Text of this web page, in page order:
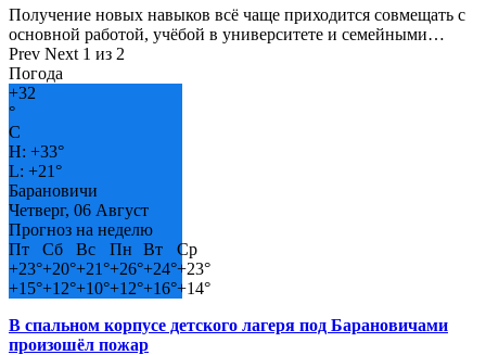
Получение новых навыков всё чаще приходится совмещать с
основной работой, учёбой в университете и семейными…
Prev Next 1 из 2
Погода
+32
°
C
H: +33°
L: +21°
Барановичи
Четверг, 06 Август
Прогноз на неделю
Пт
Сб Вс Пн Вт
Ср
+23°+20°+21°+26°+24°+23°
+15°+12°+10°+12°+16°+14°
В спальном корпусе детского лагеря под Барановичами
произошёл пожар